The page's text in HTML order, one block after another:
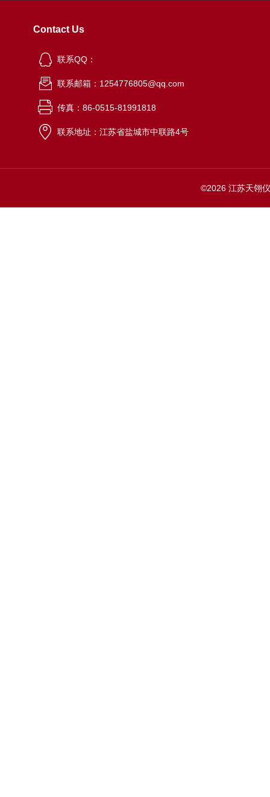
Contact Us
联系QQ：
联系邮箱：1254776805@qq.com
传真：86-0515-81991818
联系地址：江苏省盐城市中联路4号
©2026 江苏天翎